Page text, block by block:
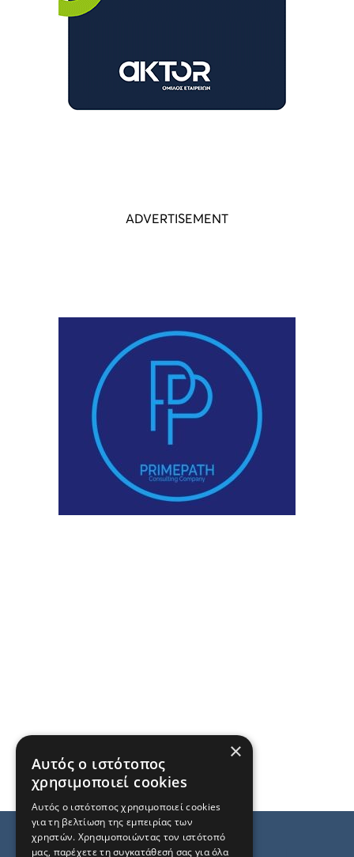
×
Αυτός ο ιστότοπος
χρησιμοποιεί cookies
Αυτός ο ιστότοπος χρησιμοποιεί cookies
για τη βελτίωση της εμπειρίας των
χρηστών. Χρησιμοποιώντας τον ιστότοπό
μας, παρέχετε τη συγκατάθεσή σας για όλα